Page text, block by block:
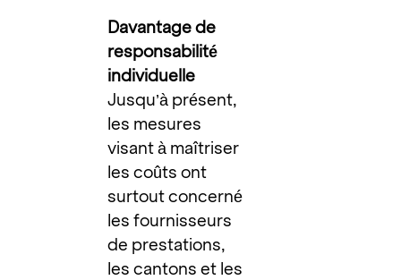
Davantage de
responsabilité
individuelle
Jusqu’à présent,
les mesures
visant à maîtriser
les coûts ont
surtout concerné
les fournisseurs
de prestations,
les cantons et les